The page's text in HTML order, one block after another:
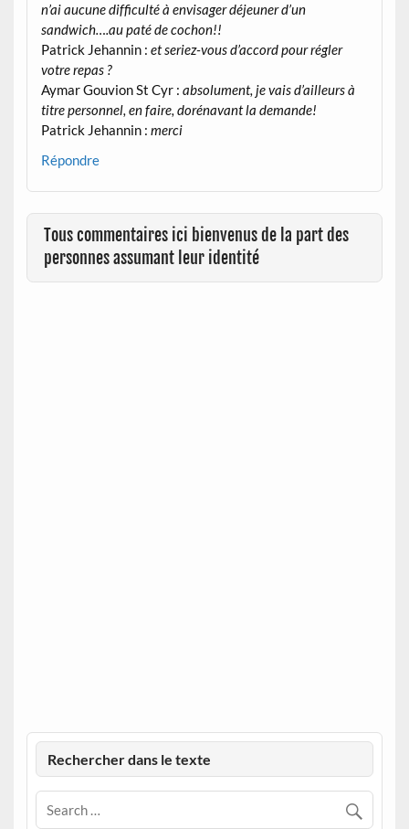
n’ai aucune difficulté à envisager déjeuner d’un
sandwich….au paté de cochon!!
Patrick Jehannin :et seriez-vous d’accord pour régler
votre repas ?
Aymar Gouvion St Cyr :absolument, je vais d’ailleurs à
titre personnel, en faire, dorénavant la demande!
Patrick Jehannin :merci
Répondre
Tous commentaires ici bienvenus de la part des
personnes assumant leur identité
Rechercher dans le texte